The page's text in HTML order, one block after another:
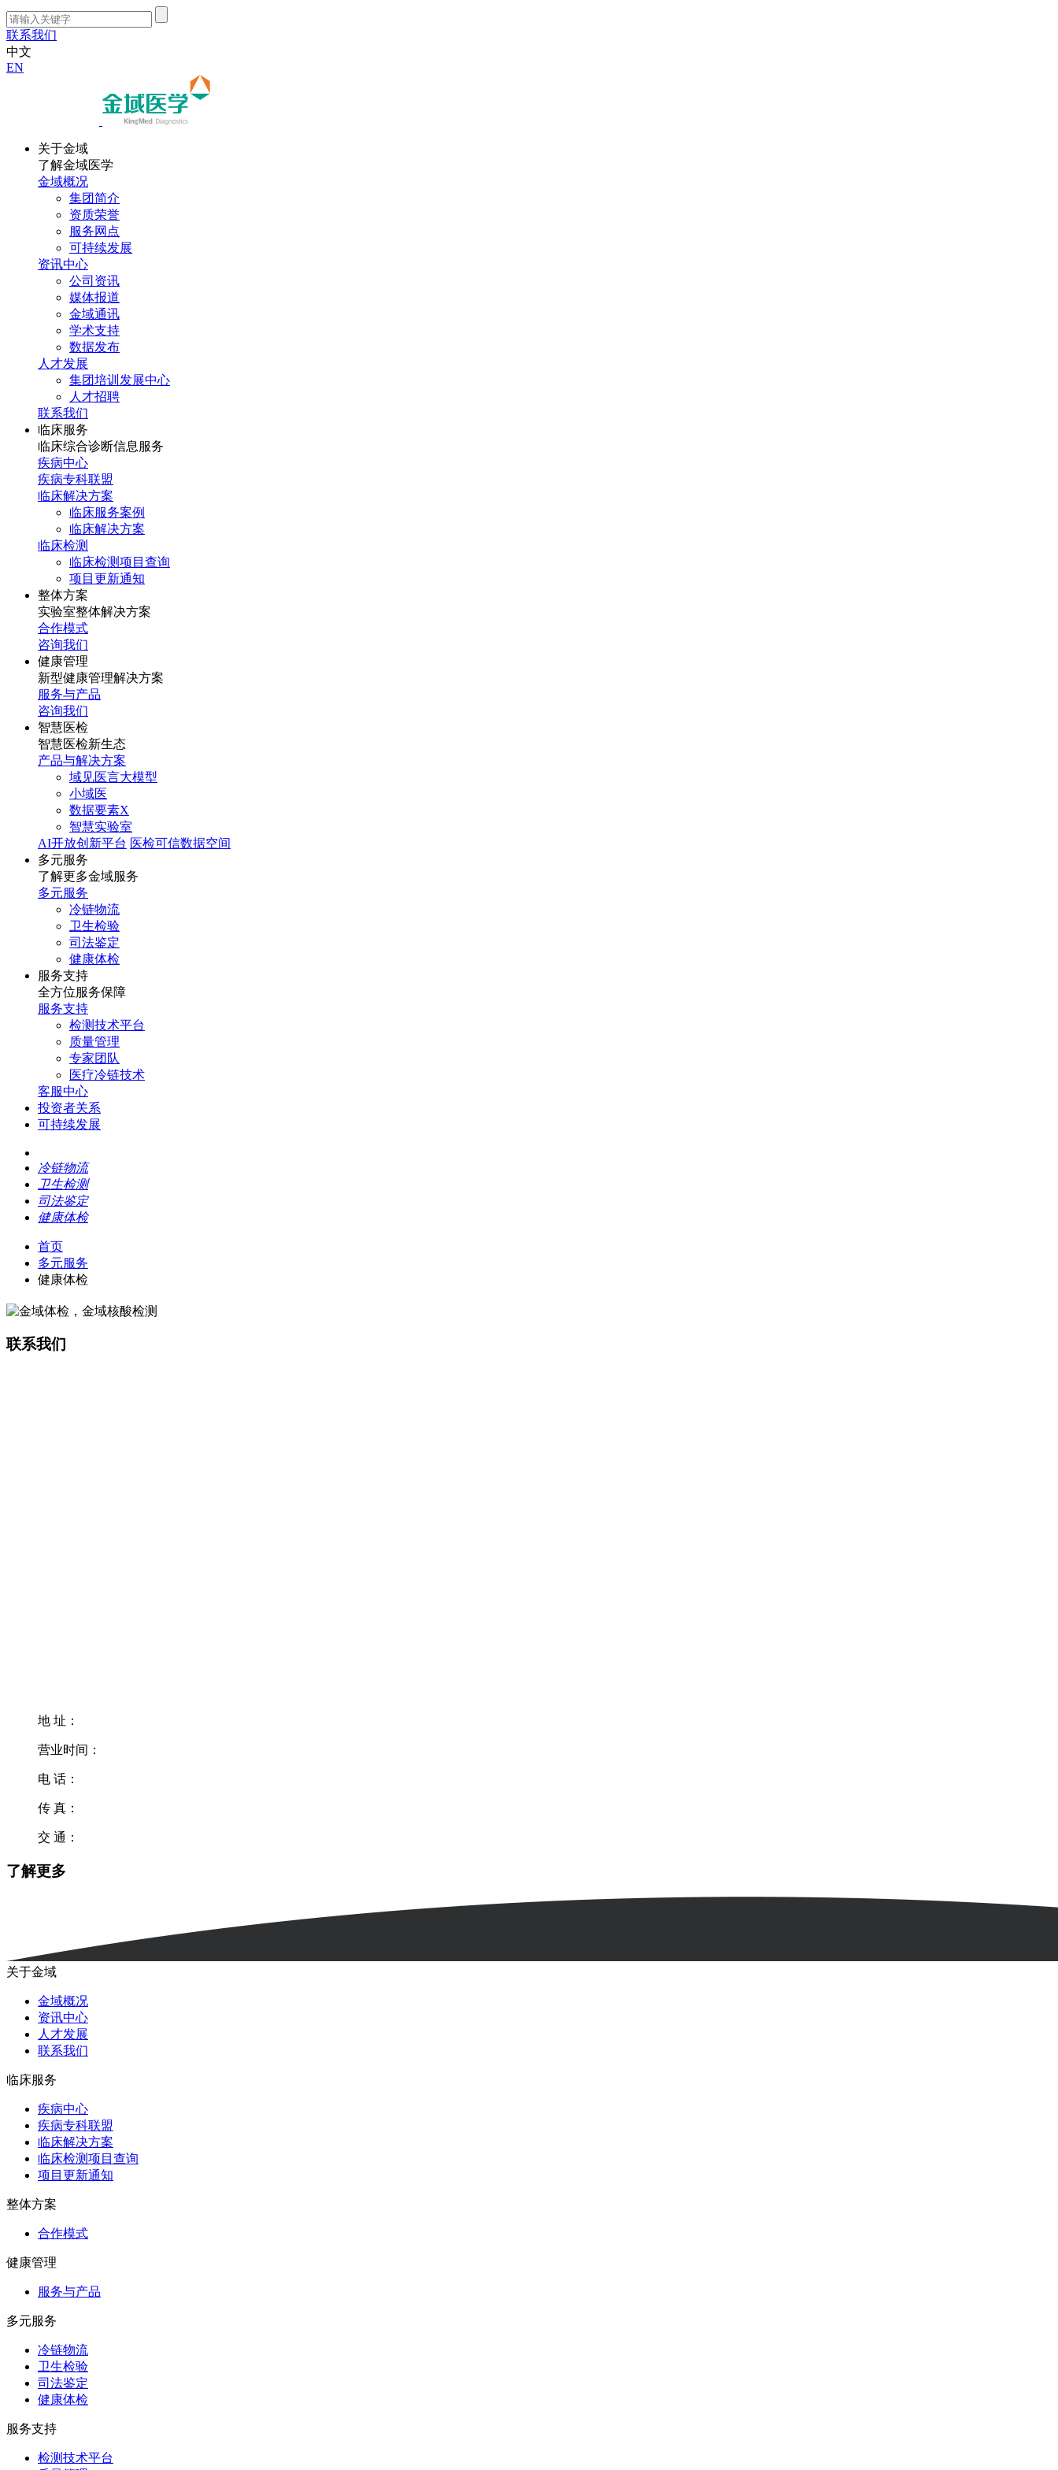
联系我们
中文
EN
关于金域
了解金域医学
金域概况
集团简介
资质荣誉
服务网点
可持续发展
资讯中心
公司资讯
媒体报道
金域通讯
学术支持
数据发布
人才发展
集团培训发展中心
人才招聘
联系我们
临床服务
临床综合诊断信息服务
疾病中心
疾病专科联盟
临床解决方案
临床服务案例
临床解决方案
临床检测
临床检测项目查询
项目更新通知
整体方案
实验室整体解决方案
合作模式
咨询我们
健康管理
新型健康管理解决方案
服务与产品
咨询我们
智慧医检
智慧医检新生态
产品与解决方案
域见医言大模型
小域医
数据要素X
智慧实验室
AI开放创新平台 医检可信数据空间
多元服务
了解更多金域服务
多元服务
冷链物流
卫生检验
司法鉴定
健康体检
服务支持
全方位服务保障
服务支持
检测技术平台
质量管理
专家团队
医疗冷链技术
客服中心
投资者关系
可持续发展
冷链物流
卫生检测
司法鉴定
健康体检
首页
多元服务
健康体检
联系我们
地 址：
营业时间：
电 话：
传 真：
交 通：
了解更多
关于金域
金域概况
资讯中心
人才发展
联系我们
临床服务
疾病中心
疾病专科联盟
临床解决方案
临床检测项目查询
项目更新通知
整体方案
合作模式
健康管理
服务与产品
多元服务
冷链物流
卫生检验
司法鉴定
健康体检
服务支持
检测技术平台